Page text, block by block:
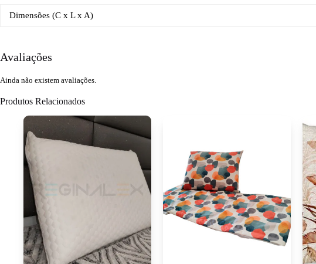
Dimensões (C x L x A)
Avaliações
Ainda não existem avaliações.
Produtos Relacionados